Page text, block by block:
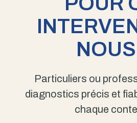
Particuliers ou
diagnostics précis et
chaque